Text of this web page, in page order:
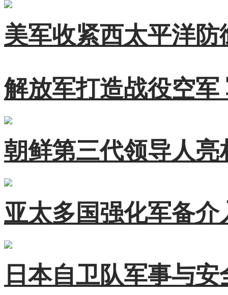
美军收紧西太平洋
解放军打造战役空
朝鲜第三代领导人
亚太多国强化军备
日本自卫队军事与